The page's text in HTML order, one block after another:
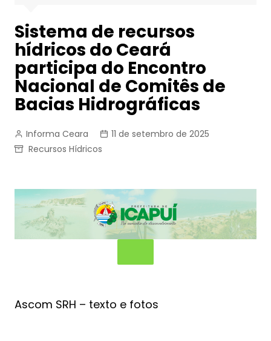
Sistema de recursos
hídricos do Ceará
participa do Encontro
Nacional de Comitês de
Bacias Hidrográficas
Informa Ceara
11 de setembro de 2025
Recursos Hídricos
Ascom SRH – texto e fotos